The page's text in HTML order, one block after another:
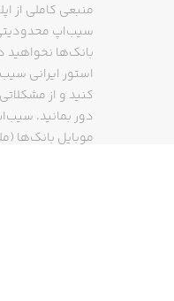
منبعی کاملی از
سیب‌اپ محدودیتی
بانک‌ها نخواهید
استور ایرانی
دور بمانید.
موبایل بانک‌ها